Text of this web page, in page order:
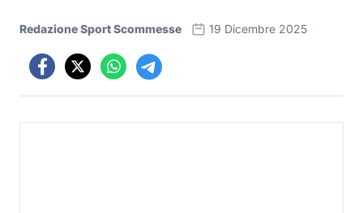
Redazione Sport Scommesse 19 Dicembre 2025